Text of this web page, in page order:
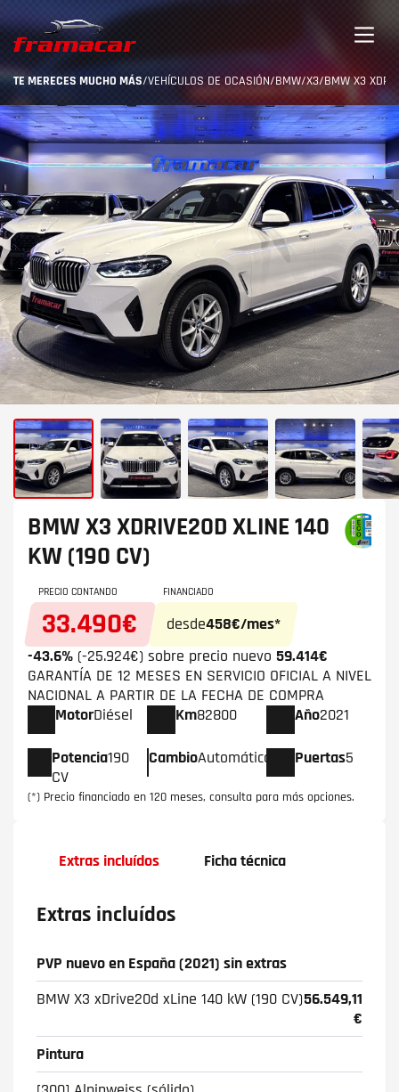
TE MERECES MUCHO MÁS/VEHÍCULOS DE OCASIÓN/BMW/X3/BMW X3
BMW X3XDRIVE20D XLINE 140
KW (190 CV)
PRECIO CONTANDO
33.490€
FINANCIADO
desde458€/mes*
-43.6% (-25.924€) sobre precio nuevo 59.414€
GARANTÍA DE 12 MESES EN SERVICIO OFICIAL A NIVEL
NACIONAL A PARTIR DE LA FECHA DE COMPRA
MotorDiésel Km82800 Año2021
Potencia190
CV
CambioAutomático Puertas5
(*) Precio financiado en 120 meses, consulta para más opciones.
Extras incluídos Ficha técnica
Extras incluídos
PVP nuevo en España (2021) sin extras
BMW X3 xDrive20d xLine 140 kW (190 CV)56.549,11
€
Pintura